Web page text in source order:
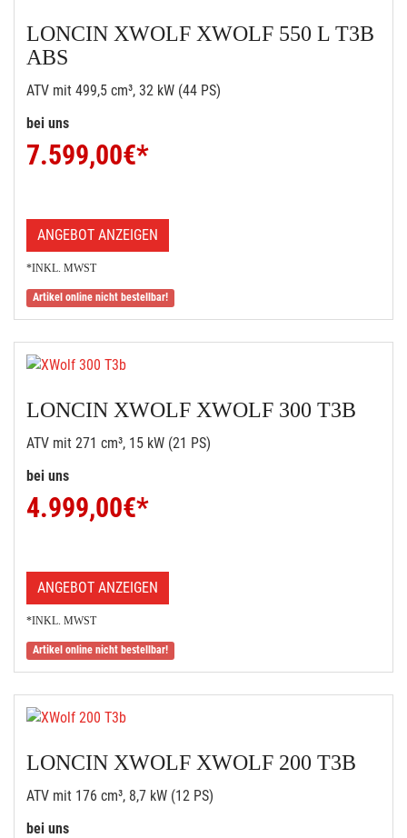
LONCIN XWOLF XWOLF 550 L T3B
ABS
ATV mit 499,5 cm³, 32 kW (44 PS)
bei uns
7.599,00€*
ANGEBOT ANZEIGEN
*INKL. MWST
Artikel online nicht bestellbar!
LONCIN XWOLF XWOLF 300 T3B
ATV mit 271 cm³, 15 kW (21 PS)
bei uns
4.999,00€*
ANGEBOT ANZEIGEN
*INKL. MWST
Artikel online nicht bestellbar!
LONCIN XWOLF XWOLF 200 T3B
ATV mit 176 cm³, 8,7 kW (12 PS)
bei uns